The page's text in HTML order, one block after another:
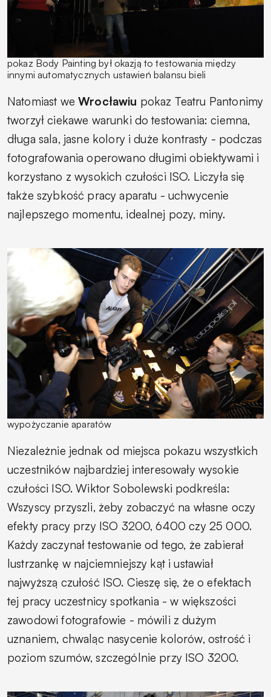
pokaz Body Painting był okazją to testowania między
innymi automatycznych ustawień balansu bieli
Natomiast weWrocławiu pokaz Teatru Pantonimy
tworzył ciekawe warunki do testowania: ciemna,
długa sala, jasne kolory i duże kontrasty - podczas
fotografowania operowano długimi obiektywami i
korzystano z wysokich czułości ISO. Liczyła się
także szybkość pracy aparatu - uchwycenie
najlepszego momentu, idealnej pozy, miny.
wypożyczanie aparatów
Niezależnie jednak od miejsca pokazu wszystkich
uczestników najbardziej interesowały wysokie
czułości ISO. Wiktor Sobolewski podkreśla:
Wszyscy przyszli, żeby zobaczyć na własne oczy
efekty pracy przy ISO 3200, 6400 czy 25 000.
Każdy zaczynał testowanie od tego, że zabierał
lustrzankę w najciemniejszy kąt i ustawiał
najwyższą czułość ISO. Cieszę się, że o efektach
tej pracy uczestnicy spotkania - w większości
zawodowi fotografowie - mówili z dużym
uznaniem, chwaląc nasycenie kolorów, ostrość i
poziom szumów, szczególnie przy ISO 3200.